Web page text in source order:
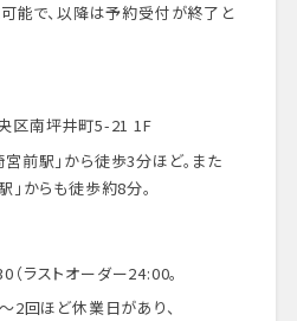
能で、以降は予約受付が終了と
区南坪井町5-21 1F
前駅」から徒歩3分ほど。また
」からも徒歩約8分。
（ラストオーダー24:00。
2回ほど休業日があり、